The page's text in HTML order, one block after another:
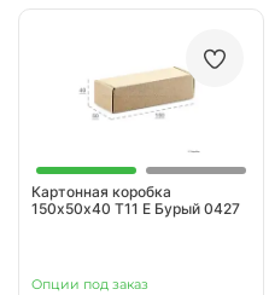
Картонная коробка
150х50х40 Т11 Е Бурый 0427
Опции под заказ